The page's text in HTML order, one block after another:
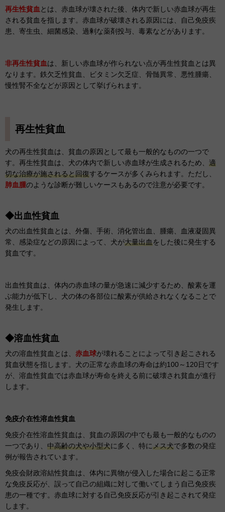
再生性貧血とは、赤血球が壊された後、体内で新しい赤血球が再生
される貧血を指します。赤血球が破壊される原因には、自己免疫疾
患、寄生虫、細菌感染、過剰な薬剤投与、毒素などがあります。
非再生性貧血は、新しい赤血球が作られない点が再生性貧血とは異
なります。鉄欠乏性貧血、ビタミン欠乏症、骨髄異常、悪性腫瘍、
慢性腎不全などが原因として挙げられます。
再生性貧血
犬の再生性貧血は、貧血の原因として最も一般的なものの一つで
す。再生性貧血は、犬の体内で新しい赤血球が生成されるため、 適
切な治療が施されると回復するケースが多くみられます。ただし、
肺血腫のような診断が難しいケースもあるので注意が必要です。
◆出血性貧血
犬の出血性貧血とは、外傷、手術、消化管出血、腫瘍、血液凝固異
常、感染症などの原因によって、犬が大量出血をした後に発生する
貧血です。
出血性貧血は、体内の赤血球の量が急速に減少するため、酸素を運
ぶ能力が低下し、犬の体の各部位に酸素が供給されなくなることで
発生します。
◆溶血性貧血
犬の溶血性貧血とは、 赤血球が壊れることによって引き起こされる
貧血状態を指します。犬の正常な赤血球の寿命は約100～120日です
が、溶血性貧血では赤血球が寿命を終える前に破壊され貧血が進行
します。
免疫介在性溶血性貧血
免疫介在性溶血性貧血は、貧血の原因の中でも最も一般的なものの
一つであり、 中高齢の犬や小型犬に多く、特にメス犬で多数の発症
例が報告されています。
免疫会財政溶結性貧血は、体内に異物が侵入した場合に起こる正常
な免疫反応が、誤って自己の組織に対して働いてしまう自己免疫疾
患の一種です。 赤血球に対する自己免疫反応が引き起こされて発症
します。